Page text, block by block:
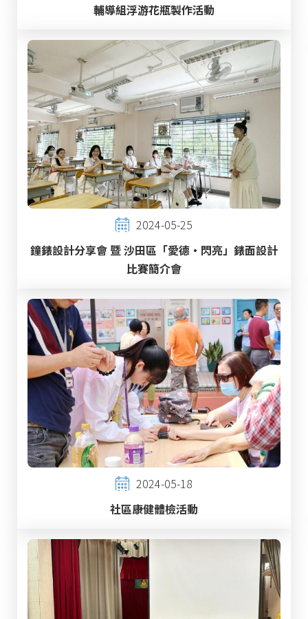
輔導組浮游花瓶製作活動
2024-05-25
鐘錶設計分享會 暨 沙田區「愛德‧閃亮」錶面設計
比賽簡介會
2024-05-18
社區康健體檢活動